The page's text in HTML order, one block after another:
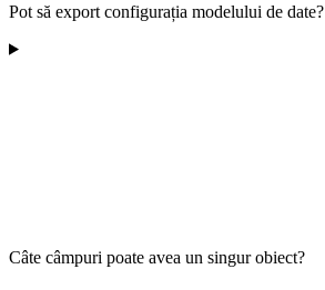
Pot să export configurația modelului de date?
Câte câmpuri poate avea un singur obiect?